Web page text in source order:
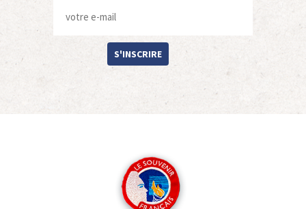
S'INSCRIRE